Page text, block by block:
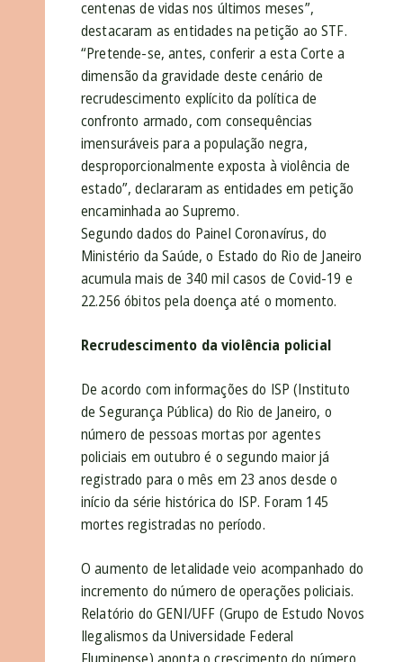
centenas de vidas nos últimos meses”,
destacaram as entidades na petição ao STF.
“Pretende-se, antes, conferir a esta Corte a
dimensão da gravidade deste cenário de
recrudescimento explícito da política de
confronto armado, com consequências
imensuráveis para a população negra,
desproporcionalmente exposta à violência de
estado”, declararam as entidades em petição
encaminhada ao Supremo.
Segundo dados do Painel Coronavírus, do
Ministério da Saúde, o Estado do Rio de Janeiro
acumula mais de 340 mil casos de Covid-19 e
22.256 óbitos pela doença até o momento.
Recrudescimento da violência policial
De acordo com informações do ISP (Instituto
de Segurança Pública) do Rio de Janeiro, o
número de pessoas mortas por agentes
policiais em outubro é o segundo maior já
registrado para o mês em 23 anos desde o
início da série histórica do ISP. Foram 145
mortes registradas no período.
O aumento de letalidade veio acompanhado do
incremento do número de operações policiais.
Relatório do GENI/UFF (Grupo de Estudo Novos
Ilegalismos da Universidade Federal